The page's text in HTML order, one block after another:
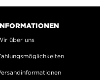
über uns